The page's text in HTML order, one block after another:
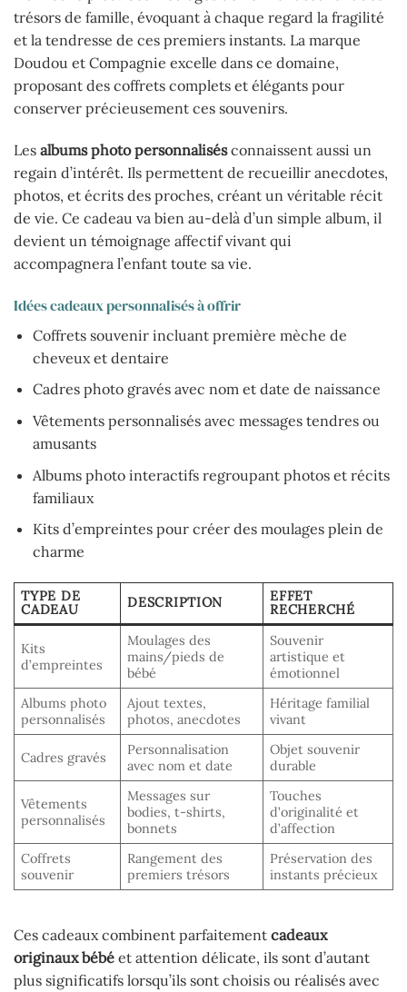
trésors de famille, évoquant à chaque regard la fragilité
et la tendresse de ces premiers instants. La marque
Doudou et Compagnie excelle dans ce domaine,
proposant des coffrets complets et élégants pour
conserver précieusement ces souvenirs.
Les albums photo personnalisésconnaissent aussi un
regain d’intérêt. Ils permettent de recueillir anecdotes,
photos, et écrits des proches, créant un véritable récit
de vie. Ce cadeau va bien au-delà d’un simple album, il
devient un témoignage affectif vivant qui
accompagnera l’enfant toute sa vie.
Idées cadeaux personnalisés à offrir
Coffrets souvenir incluant première mèche de
cheveux et dentaire
Cadres photo gravés avec nom et date de naissance
Vêtements personnalisés avec messages tendres ou
amusants
Albums photo interactifs regroupant photos et récits
familiaux
Kits d’empreintes pour créer des moulages plein de
charme
TYPE DE
CADEAU
DESCRIPTION
EFFET
RECHERCHÉ
Kits
d’empreintes
Moulages des
mains/pieds de
bébé
Souvenir
artistique et
émotionnel
Albums photo
personnalisés
Ajout textes,
photos, anecdotes
Héritage familial
vivant
Cadres gravés
Personnalisation
avec nom et date
Objet souvenir
durable
Vêtements
personnalisés
Messages sur
bodies, t-shirts,
bonnets
Touches
d’originalité et
d’affection
Coffrets
souvenir
Rangement des
premiers trésors
Préservation des
instants précieux
Ces cadeaux combinent parfaitement cadeaux
originaux bébé et attention délicate, ils sont d’autant
plus significatifs lorsqu’ils sont choisis ou réalisés avec